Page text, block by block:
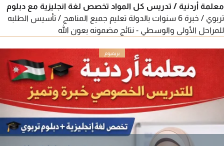
معلمة أردنية / تدريس كل المواد تخصص لغة انجليزية مع دبلوم
تربوي / خبرة 6 سنوات بالدولة تعليم جميع المناهج / تأسيس الطلبه
للمراحل الأولى والوسطي - نتائج مضمونه بعون الله